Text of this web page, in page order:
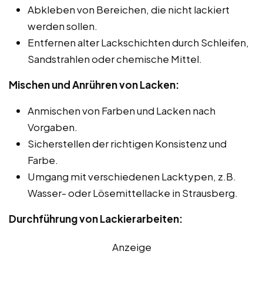
Abkleben von Bereichen, die nicht lackiert
werden sollen.
Entfernen alter Lackschichten durch Schleifen,
Sandstrahlen oder chemische Mittel.
Mischen und Anrühren von Lacken:
Anmischen von Farben und Lacken nach
Vorgaben.
Sicherstellen der richtigen Konsistenz und
Farbe.
Umgang mit verschiedenen Lacktypen, z.B.
Wasser- oder Lösemittellacke in Strausberg.
Durchführung von Lackierarbeiten:
Anzeige